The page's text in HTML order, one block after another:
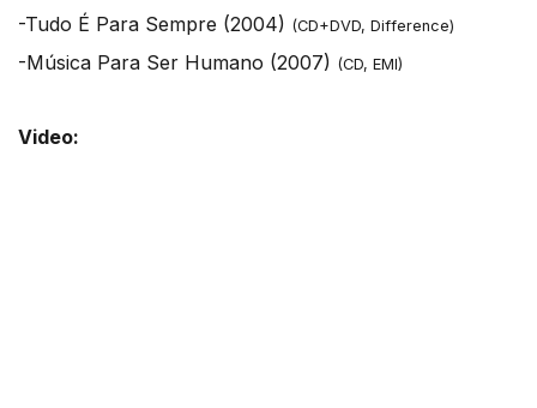
-Tudo É Para Sempre (2004) (CD+DVD, Difference)
-Música Para Ser Humano (2007) (CD, EMI)
Video: